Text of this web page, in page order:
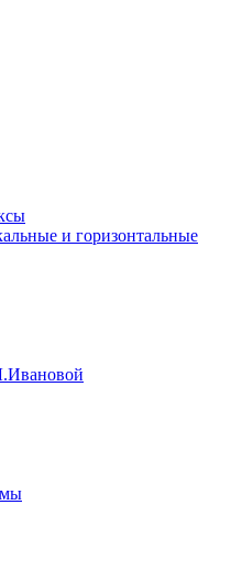
и горизонтальные